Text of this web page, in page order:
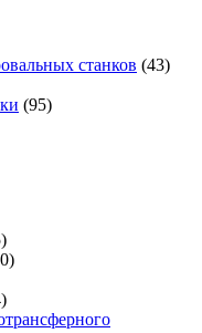
станков (43)
(95)